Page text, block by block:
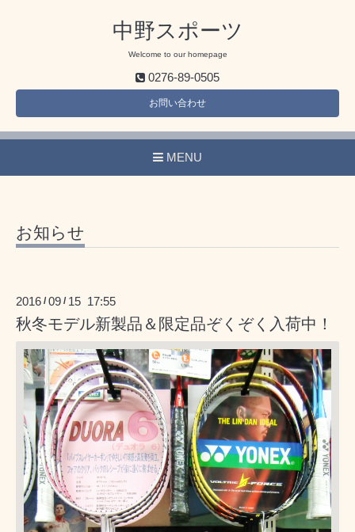
中野スポーツ
Welcome to our homepage
0276-89-0505
お問い合わせ
MENU
お知らせ
2016 /09 / 15 17:55
秋冬モデル新製品＆限定品ぞくぞく入荷中！